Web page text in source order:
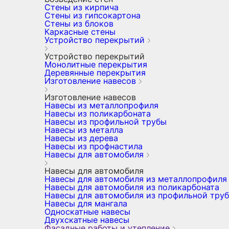
Стены из кирпича
Стены из гипсокартона
Стены из блоков
Каркасные стены
Устройство перекрытий
Устройство перекрытий
Монолитные перекрытия
Деревянные перекрытия
Изготовление навесов
Изготовление навесов
Навесы из металлопрофиля
Навесы из поликарбоната
Навесы из профильной трубы
Навесы из металла
Навесы из дерева
Навесы из профнастила
Навесы для автомобиля
Навесы для автомобиля
Навесы для автомобиля из металлопрофиля
Навесы для автомобиля из поликарбоната
Навесы для автомобиля из профильной
Навесы для мангала
Односкатные навесы
Двухскатные навесы